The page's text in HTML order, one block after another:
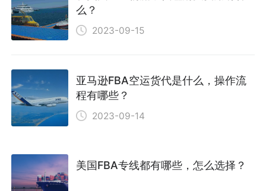
么？
2023-09-15
亚马逊FBA空运货代是什么，操作流
程有哪些？
2023-09-14
美国FBA专线都有哪些，怎么选择？